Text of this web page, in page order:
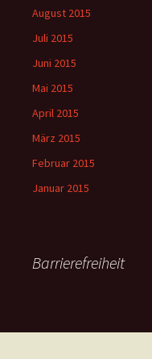
August 2015
Juli 2015
Juni 2015
Mai 2015
April 2015
März 2015
Februar 2015
Januar 2015
Barrierefreiheit